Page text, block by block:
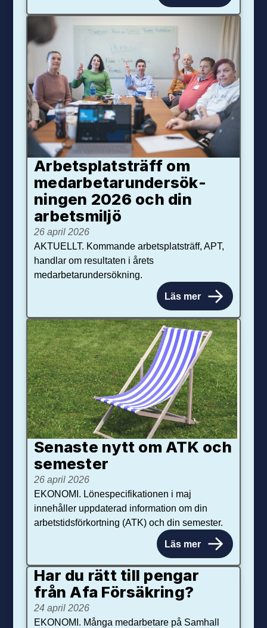
Arbetsplats­träff om
med­arbetar­under­sök­
ningen 2026 och din
arbets­miljö
26 april 2026
AKTUELLT. Kommande arbetsplatsträff, APT,
handlar om resultaten i årets
medarbetarundersökning.
Läs mer
Senaste nytt om ATK och
se­mester
26 april 2026
EKONOMI. Lönespecifikationen i maj
innehåller uppdaterad information om din
arbetstidsförkortning (ATK) och din semester.
Läs mer
Har du rätt till pengar
från Afa Försäkring?
24 april 2026
EKONOMI. Många medarbetare på Samhall